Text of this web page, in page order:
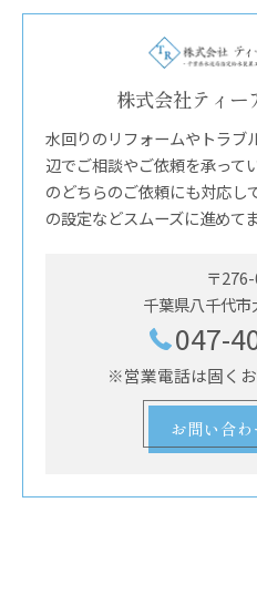
株式会社ティー
水回りのリフォームやトラブ
辺でご相談やご依頼を承って
のどちらのご依頼にも対応し
の設定などスムーズに進めて
〒
千葉県八千代
047-
※営業電話は固く
お問い合